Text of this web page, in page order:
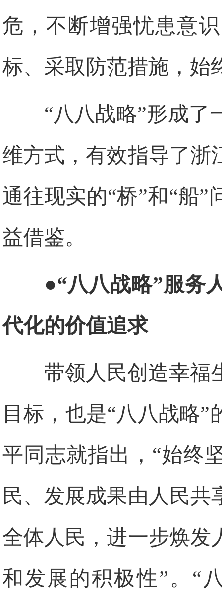
危，不断增强忧患意
标、采取防范措施，始
“八八战略”形成了
维方式，有效指导了浙
通往现实的“桥”和“船
益借鉴。
●“八八战略”服务
代化的价值追求
带领人民创造幸福
目标，也是“八八战略
平同志就指出，“始终
民、发展成果由人民共
全体人民，进一步焕发
和发展的积极性”。“